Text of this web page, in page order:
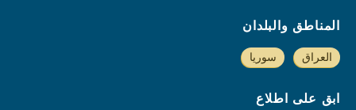
المناطق والبلدان
العراق سوريا
ابق على اطلاع